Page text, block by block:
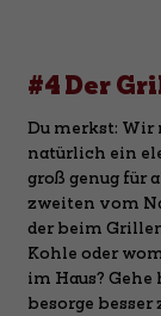
#4 Der
Du merkst: Wir
natürlich ein
groß genug für
zweiten vom
der beim
Kohle oder
im Haus?
besorge besser